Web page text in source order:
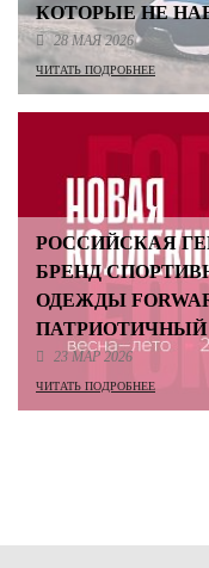
КОТОРЫЕ НЕ
28 МАЯ 2026
ЧИТАТЬ ПОДРОБНЕЕ
РОССИЙСКАЯ
БРЕНД
ОДЕЖДЫ
ПАТРИОТИЧНЫЙ
23 МАР 2026
ЧИТАТЬ ПОДРОБНЕЕ